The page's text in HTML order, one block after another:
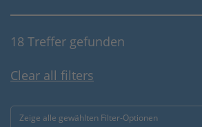
18 Treffer gefunden
Clear all filters
Zeige alle gewählten Filter-Optionen